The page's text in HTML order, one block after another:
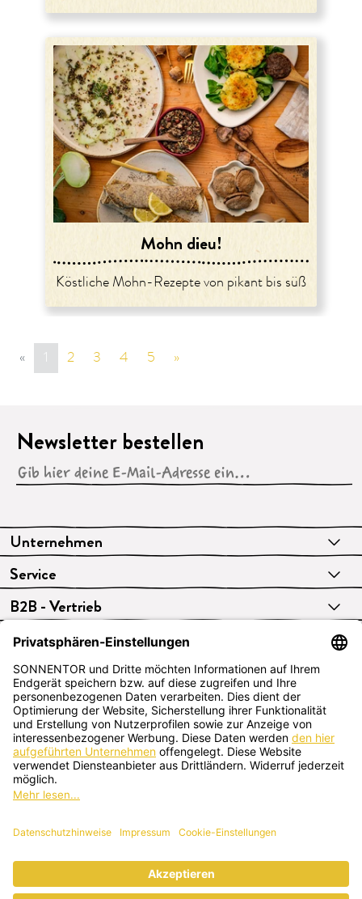
Mohn dieu!
Köstliche Mohn-Rezepte von pikant bis süß
« vorige Seite
1 2 3 4 5 »
Unternehmen
Service
B2B - Vertrieb
Newsletter bestellen
Deutsch
SONNENTOR Kräuterhandels GMBH
Sprögnitz 10, 3913 Sprögnitz, Österreich
deine Fragen